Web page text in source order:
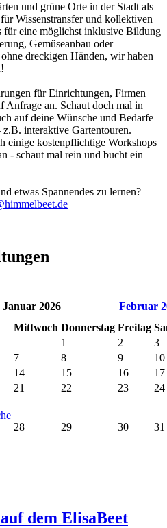
und grüne Orte in der Stadt als
Wissenstransfer und kollektiven
für eine möglichst inklusive Bildung
Gemüseanbau oder
dreckigen Händen, wir haben
für Einrichtungen, Firmen
Anfrage an. Schaut doch mal in
auf deine Wünsche und Bedarfe
z.B. interaktive Gartentouren.
einige kostenpflichtige Workshops
- schaut mal rein und bucht ein
etwas Spannendes zu lernen?
Januar 2026
Februar
Mittwoch Donnerstag Freitag Sa
1
2
3
7 8 9
10
14 15 16
17
21 22 23 24
28 29 30 31
dem ElisaBeet